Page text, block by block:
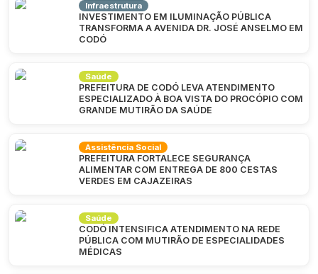
Infraestrutura
INVESTIMENTO EM ILUMINAÇÃO PÚBLICA
TRANSFORMA A AVENIDA DR. JOSÉ ANSELMO EM
CODÓ
Saúde
PREFEITURA DE CODÓ LEVA ATENDIMENTO
ESPECIALIZADO À BOA VISTA DO PROCÓPIO COM
GRANDE MUTIRÃO DA SAÚDE
Assistência Social
PREFEITURA FORTALECE SEGURANÇA
ALIMENTAR COM ENTREGA DE 800 CESTAS
VERDES EM CAJAZEIRAS
Saúde
CODÓ INTENSIFICA ATENDIMENTO NA REDE
PÚBLICA COM MUTIRÃO DE ESPECIALIDADES
MÉDICAS